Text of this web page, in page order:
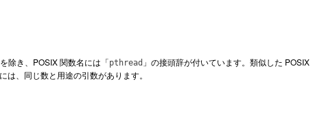
除き、POSIX 関数名には「pthread 」の接頭辞が付いています。類似した POSIX
、同じ数と用途の引数があります。